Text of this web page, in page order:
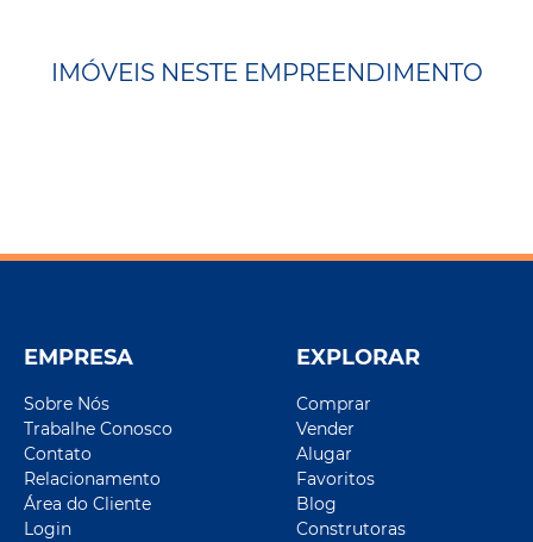
IMÓVEIS NESTE EMPREENDIMENTO
EMPRESA
Sobre Nós
Trabalhe Conosco
Contato
Relacionamento
Área do Cliente
Login
EXPLORAR
Comprar
Vender
Alugar
Favoritos
Blog
Construtoras